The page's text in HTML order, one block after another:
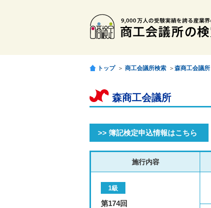
トップ ＞ 商工会議所検索 ＞ 森商工会議所
森商工会議所
>> 簿記検定申込情報はこちら
施行内容
1級
第174回